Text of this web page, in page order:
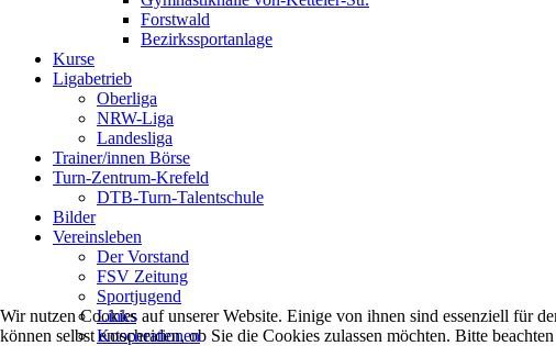
Forstwald
Bezirkssportanlage
Kurse
Ligabetrieb
Oberliga
NRW-Liga
Landesliga
Trainer/innen Börse
Turn-Zentrum-Krefeld
DTB-Turn-Talentschule
Bilder
Vereinsleben
Der Vorstand
FSV Zeitung
Sportjugend
Links
Kooperationen
Wir nutzen Cookies auf unserer Website. Einige von ihnen sind essenziell für
können selbst entscheiden, ob Sie die Cookies zulassen möchten. Bitte